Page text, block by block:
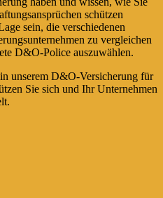
schützen
sein, die verschiedenen
zu vergleichen
D&O-Police auszuwählen.
unserem D&O-Versicherung für
Sie sich und Ihr Unternehmen